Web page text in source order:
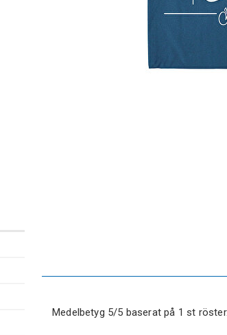
Medelbetyg 5/5 baserat på 1 st röster.